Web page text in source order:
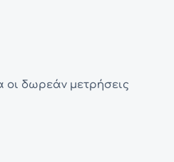
οι δωρεάν μετρήσεις